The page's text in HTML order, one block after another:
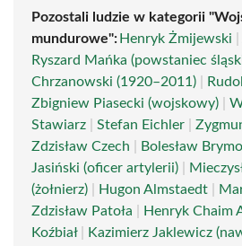
Pozostali ludzie w kategorii
mundurowe": Henryk Żmijewski
Ryszard Mańka (powstaniec
Chrzanowski (1920–2011)
Zbigniew Piasecki (wojskowy)
Stawiarz
Stefan Eichler
Zdzisław Czech
Bolesław
Jasiński (oficer artylerii)
(żołnierz)
Hugon Almstaedt
Zdzisław Patoła
Henryk Chaim
Koźbiał| Kazimierz Jaklewicz